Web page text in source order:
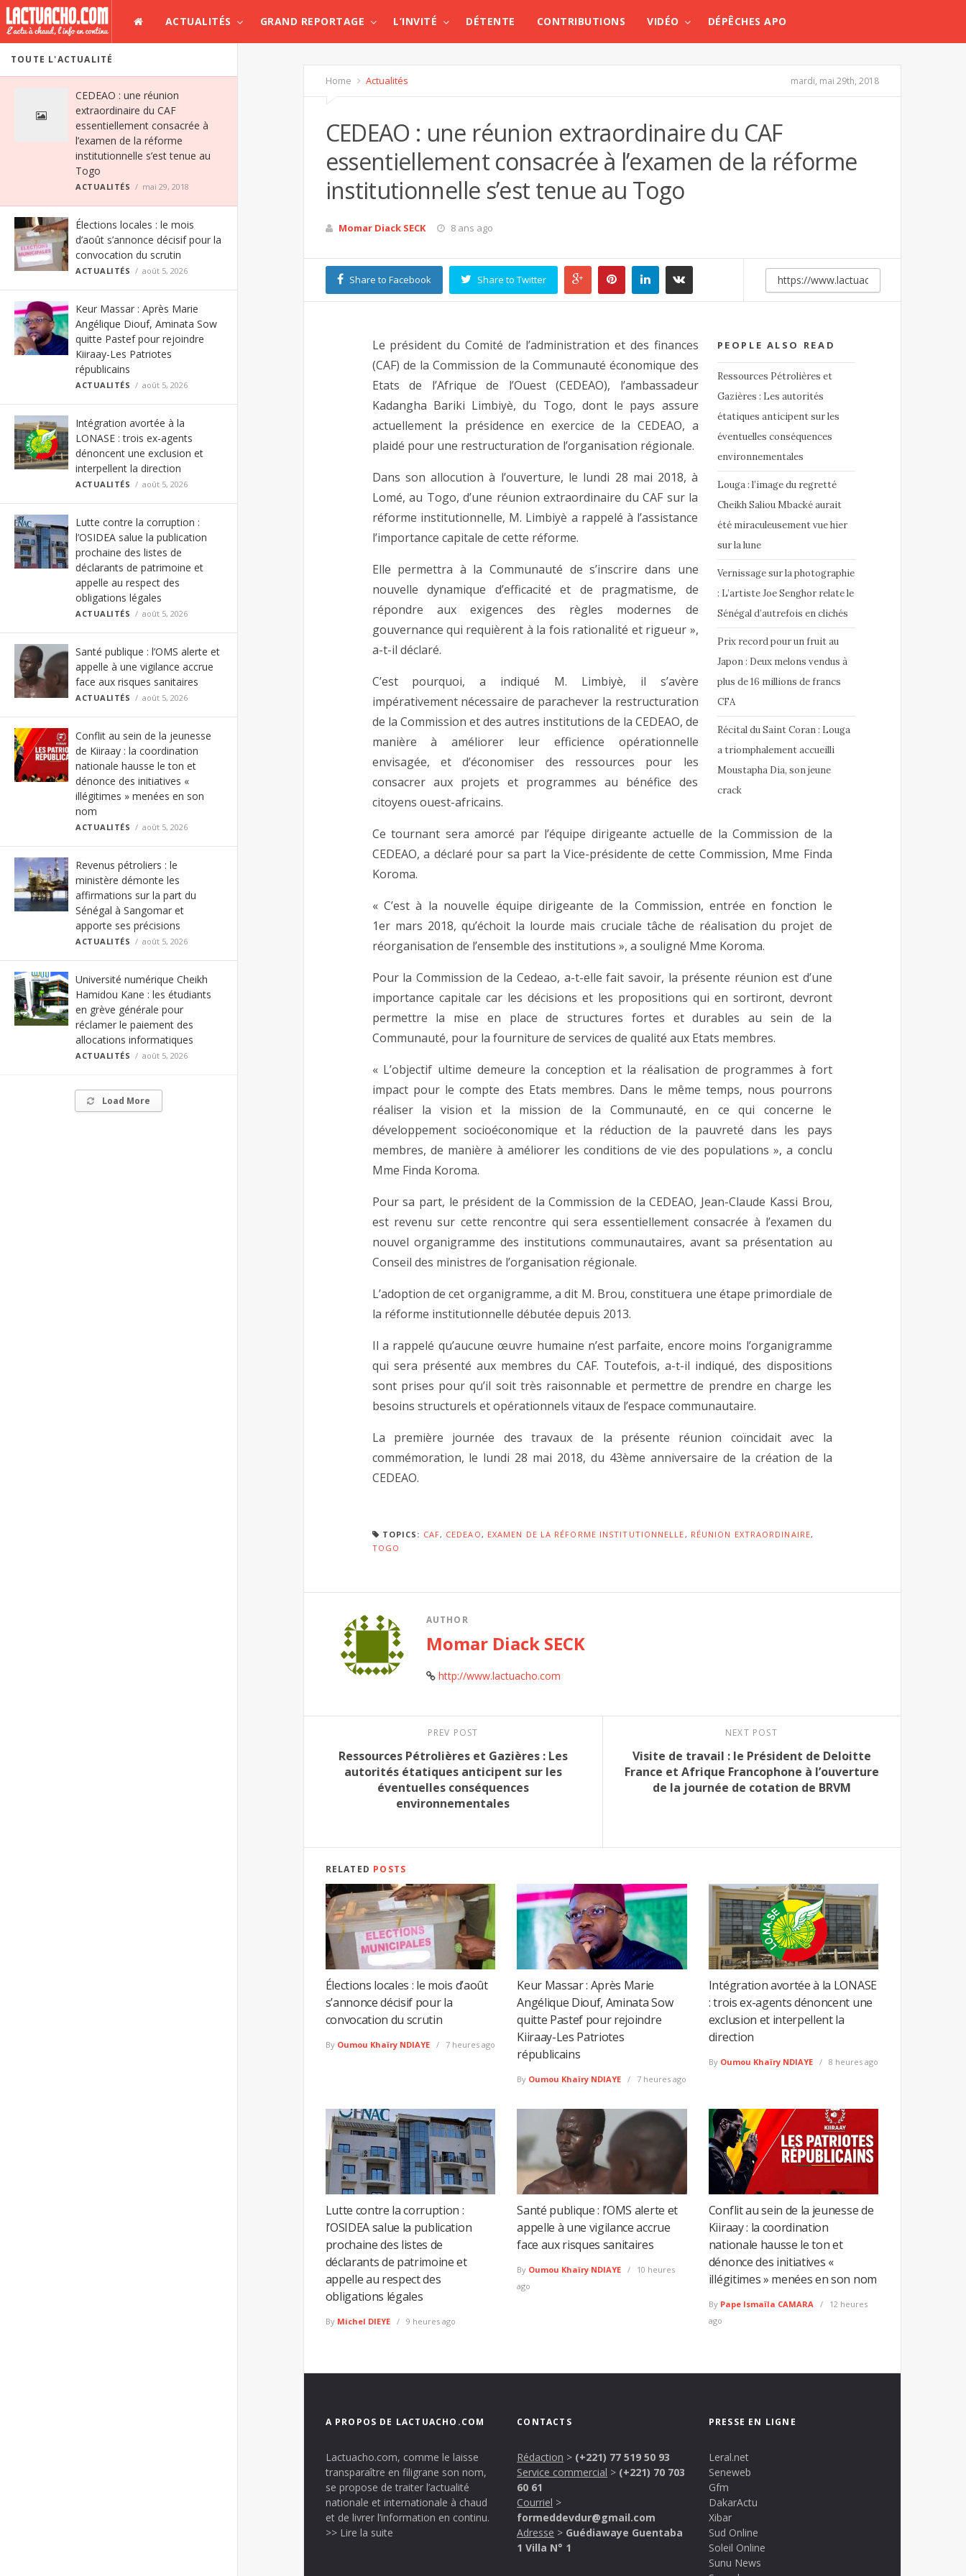
ACTUALITÉS GRAND REPORTAGE L’INVITÉ DÉTENTE CONTRIBUTIONS VIDÉO DÉPÊCHES APO
TOUTE L'ACTUALITÉ
CEDEAO : une réunion
extraordinaire du CAF
essentiellement consacrée à
l’examen de la réforme
institutionnelle s’est tenue au
Togo
ACTUALITÉS mai 29, 2018
Élections locales : le mois
d’août s’annonce décisif pour la
convocation du scrutin
ACTUALITÉS août 5, 2026
Keur Massar : Après Marie
Angélique Diouf, Aminata Sow
quitte Pastef pour rejoindre
Kiiraay-Les Patriotes
républicains
ACTUALITÉS août 5, 2026
Intégration avortée à la
LONASE : trois ex-agents
dénoncent une exclusion et
interpellent la direction
ACTUALITÉS août 5, 2026
Lutte contre la corruption :
l’OSIDEA salue la publication
prochaine des listes de
déclarants de patrimoine et
appelle au respect des
obligations légales
ACTUALITÉS août 5, 2026
Santé publique : l’OMS alerte et
appelle à une vigilance accrue
face aux risques sanitaires
ACTUALITÉS août 5, 2026
Conflit au sein de la jeunesse
de Kiiraay : la coordination
nationale hausse le ton et
dénonce des initiatives «
illégitimes » menées en son
nom
ACTUALITÉS août 5, 2026
Revenus pétroliers : le
ministère démonte les
affirmations sur la part du
Sénégal à Sangomar et
apporte ses précisions
ACTUALITÉS août 5, 2026
Université numérique Cheikh
Hamidou Kane : les étudiants
en grève générale pour
réclamer le paiement des
allocations informatiques
ACTUALITÉS août 5, 2026
Load More
Home Actualités mardi, mai 29th, 2018
CEDEAO : une réunion extraordinaire du CAF
essentiellement consacrée à l’examen de la réforme
institutionnelle s’est tenue au Togo
Momar Diack SECK 8 ans ago
Share to Facebook Share to Twitter
PEOPLE ALSO READ
Ressources Pétrolières et
Gazières : Les autorités
étatiques anticipent sur les
éventuelles conséquences
environnementales
Louga : l’image du regretté
Cheikh Saliou Mbacké aurait
été miraculeusement vue hier
sur la lune
Vernissage sur la photographie
: L’artiste Joe Senghor relate le
Sénégal d’autrefois en clichés
Prix record pour un fruit au
Japon : Deux melons vendus à
plus de 16 millions de francs
CFA
Récital du Saint Coran : Louga
a triomphalement accueilli
Moustapha Dia, son jeune
crack
Le président du Comité de l’administration et des finances
(CAF) de la Commission de la Communauté économique des
Etats de l’Afrique de l’Ouest (CEDEAO), l’ambassadeur
Kadangha Bariki Limbiyè, du Togo, dont le pays assure
actuellement la présidence en exercice de la CEDEAO, a
plaidé pour une restructuration de l’organisation régionale.
Dans son allocution à l’ouverture, le lundi 28 mai 2018, à
Lomé, au Togo, d’une réunion extraordinaire du CAF sur la
réforme institutionnelle, M. Limbiyè a rappelé à l’assistance
l’importance capitale de cette réforme.
Elle permettra à la Communauté de s’inscrire dans une
nouvelle dynamique d’efficacité et de pragmatisme, de
répondre aux exigences des règles modernes de
gouvernance qui requièrent à la fois rationalité et rigueur »,
a-t-il déclaré.
C’est pourquoi, a indiqué M. Limbiyè, il s’avère
impérativement nécessaire de parachever la restructuration
de la Commission et des autres institutions de la CEDEAO, de
manière à améliorer leur efficience opérationnelle
envisagée, et d’économiser des ressources pour les
consacrer aux projets et programmes au bénéfice des
citoyens ouest-africains.
Ce tournant sera amorcé par l’équipe dirigeante actuelle de la Commission de la
CEDEAO, a déclaré pour sa part la Vice-présidente de cette Commission, Mme Finda
Koroma.
« C’est à la nouvelle équipe dirigeante de la Commission, entrée en fonction le
1er mars 2018, qu’échoit la lourde mais cruciale tâche de réalisation du projet de
réorganisation de l’ensemble des institutions », a souligné Mme Koroma.
Pour la Commission de la Cedeao, a-t-elle fait savoir, la présente réunion est d’une
importance capitale car les décisions et les propositions qui en sortiront, devront
permettre la mise en place de structures fortes et durables au sein de la
Communauté, pour la fourniture de services de qualité aux Etats membres.
« L’objectif ultime demeure la conception et la réalisation de programmes à fort
impact pour le compte des Etats membres. Dans le même temps, nous pourrons
réaliser la vision et la mission de la Communauté, en ce qui concerne le
développement socioéconomique et la réduction de la pauvreté dans les pays
membres, de manière à améliorer les conditions de vie des populations », a conclu
Mme Finda Koroma.
Pour sa part, le président de la Commission de la CEDEAO, Jean-Claude Kassi Brou,
est revenu sur cette rencontre qui sera essentiellement consacrée à l’examen du
nouvel organigramme des institutions communautaires, avant sa présentation au
Conseil des ministres de l’organisation régionale.
L’adoption de cet organigramme, a dit M. Brou, constituera une étape primordiale de
la réforme institutionnelle débutée depuis 2013.
Il a rappelé qu’aucune œuvre humaine n’est parfaite, encore moins l’organigramme
qui sera présenté aux membres du CAF. Toutefois, a-t-il indiqué, des dispositions
sont prises pour qu’il soit très raisonnable et permettre de prendre en charge les
besoins structurels et opérationnels vitaux de l’espace communautaire.
La première journée des travaux de la présente réunion coïncidait avec la
commémoration, le lundi 28 mai 2018, du 43ème anniversaire de la création de la
CEDEAO.
TOPICS: CAF, CEDEAO, EXAMEN DE LA RÉFORME INSTITUTIONNELLE, RÉUNION EXTRAORDINAIRE,
TOGO
AUTHOR
Momar Diack SECK
http://www.lactuacho.com
PREV POST
Ressources Pétrolières et Gazières : Les
autorités étatiques anticipent sur les
éventuelles conséquences
environnementales
NEXT POST
Visite de travail : le Président de Deloitte
France et Afrique Francophone à l’ouverture
de la journée de cotation de BRVM
RELATED POSTS
Élections locales : le mois d’août
s’annonce décisif pour la
convocation du scrutin
By Oumou Khaïry NDIAYE 7 heures ago
Keur Massar : Après Marie
Angélique Diouf, Aminata Sow
quitte Pastef pour rejoindre
Kiiraay-Les Patriotes
républicains
By Oumou Khaïry NDIAYE 7 heures ago
Intégration avortée à la LONASE
: trois ex-agents dénoncent une
exclusion et interpellent la
direction
By Oumou Khaïry NDIAYE 8 heures ago
Lutte contre la corruption :
l’OSIDEA salue la publication
prochaine des listes de
déclarants de patrimoine et
appelle au respect des
obligations légales
By Michel DIEYE 9 heures ago
Santé publique : l’OMS alerte et
appelle à une vigilance accrue
face aux risques sanitaires
By Oumou Khaïry NDIAYE
10 heures
ago
Conflit au sein de la jeunesse de
Kiiraay : la coordination
nationale hausse le ton et
dénonce des initiatives «
illégitimes » menées en son nom
By Pape Ismaïla CAMARA
12 heures
ago
A PROPOS DE LACTUACHO.COM
Lactuacho.com, comme le laisse
transparaître en filigrane son nom,
se propose de traiter l’actualité
nationale et internationale à chaud
et de livrer l’information en continu.
>> Lire la suite
CONTACTS
Rédaction > (+221) 77 519 50 93
Service commercial > (+221) 70 703
60 61
Courriel >
formeddevdur@gmail.com
Adresse > Guédiawaye Guentaba
1 Villa N° 1
PRESSE EN LIGNE
Leral.net
Seneweb
Gfm
DakarActu
Xibar
Sud Online
Soleil Online
Sunu News